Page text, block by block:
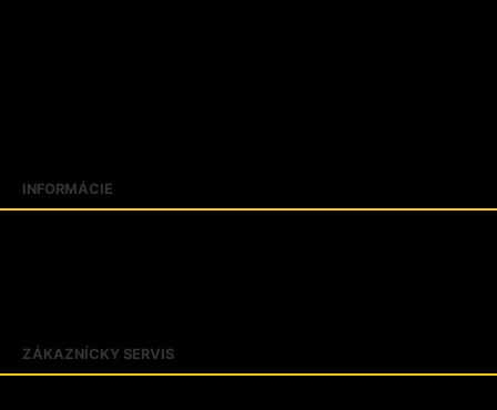
INFORMÁCIE
ZÁKAZNÍCKY SERVIS